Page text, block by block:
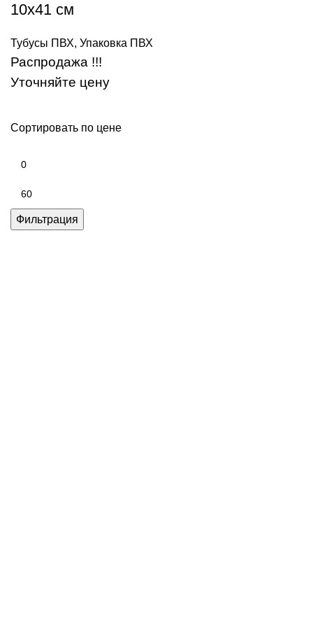
Сортировать по цене
Фильтрация
10х41 см
Тубусы ПВХ, Упаковка ПВХ
Распродажа !!!
Уточняйте цену